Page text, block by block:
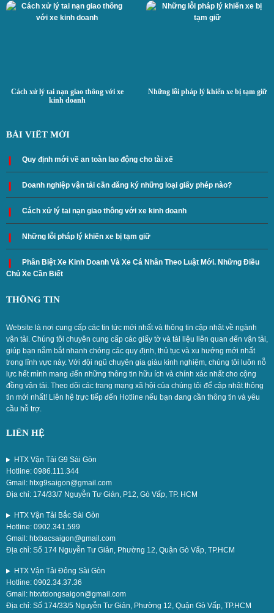
Cách xử lý tai nạn giao thông với xe
kinh doanh
Những lỗi pháp lý khiến xe bị tạm giữ
BÀI VIẾT MỚI
Quy định mới về an toàn lao động cho tài xế
Doanh nghiệp vận tải cần đăng ký những loại giấy phép nào?
Cách xử lý tai nạn giao thông với xe kinh doanh
Những lỗi pháp lý khiến xe bị tạm giữ
Phân Biệt Xe Kinh Doanh Và Xe Cá Nhân Theo Luật Mới. Những Điều
Chủ Xe Cần Biết
THÔNG TIN
Website là nơi cung cấp các tin tức mới nhất và thông tin cập nhật về ngành
vận tải. Chúng tôi chuyên cung cấp các giấy tờ và tài liệu liên quan đến vận tải,
giúp bạn nắm bắt nhanh chóng các quy định, thủ tục và xu hướng mới nhất
trong lĩnh vực này. Với đội ngũ chuyên gia giàu kinh nghiệm, chúng tôi luôn nỗ
lực hết mình mang đến những thông tin hữu ích và chính xác nhất cho cộng
đồng vận tải. Theo dõi các trang mạng xã hội của chúng tôi để cập nhật thông
tin mới nhất! Liên hệ trực tiếp đến Hotline nếu bạn đang cần thông tin và yêu
cầu hỗ trợ.
LIÊN HỆ
HTX Vận Tải G9 Sài Gòn
Hotline: 0986.111.344
Gmail: htxg9saigon@gmail.com
Địa chỉ: 174/33/7 Nguyễn Tư Giản, P12, Gò Vấp, TP. HCM
HTX Vận Tải Bắc Sài Gòn
Hotline: 0902.341.599
Gmail: htxbacsaigon@gmail.com
Địa chỉ: Số 174 Nguyễn Tư Giản, Phường 12, Quận Gò Vấp, TP.HCM
HTX Vận Tải Đông Sài Gòn
Hotline: 0902.34.37.36
Gmail: htxvtdongsaigon@gmail.com
Địa chỉ: Số 174/33/5 Nguyễn Tư Giản, Phường 12, Quận Gò Vấp, TP.HCM